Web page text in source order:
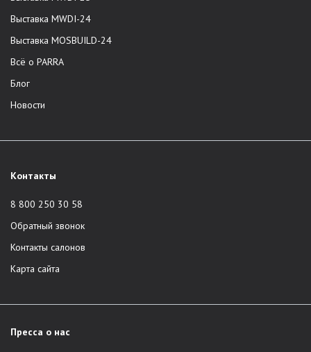
компания не задействует третьих лиц.
Корпоративная служба сервиса.
Профессиональная сборка и доставка в один день.
Возможность приобретения мебели по
индивидуальному проекту клиента.
Срок гарантии составляет 2 года на любое изделие.
Выставка MWDI-24
Выставка MOSBUILD-24
Всё о PARRA
Блог
Новости
Контакты
8 800 250 30 58
Обратный звонок
Контакты салонов
Карта сайта
Пресса о нас